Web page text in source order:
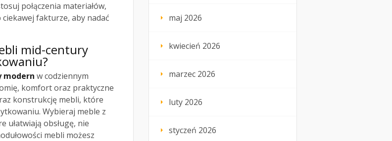
połączenia materiałów,
fakturze, aby nadać
mid-century
modern w codziennym
komfort oraz praktyczne
konstrukcję mebli, które
Wybieraj meble z
ułatwiają obsługę, nie
mebli możesz
maj 2026
kwiecień 2026
marzec 2026
luty 2026
styczeń 2026